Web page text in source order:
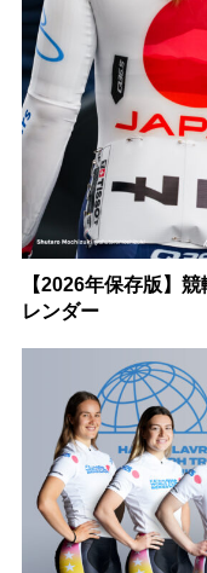
【2026年保存版】
レンダー